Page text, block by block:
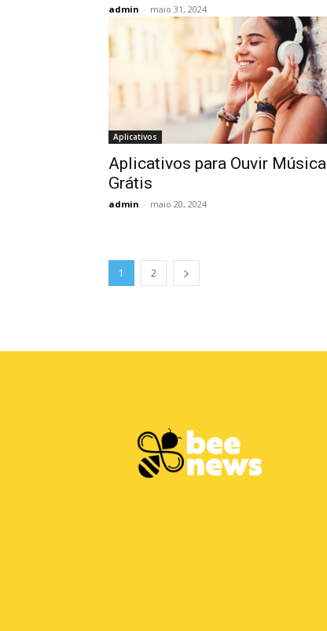
admin - maio 31, 2024
Aplicativos
Aplicativos para Ouvir Música
Grátis
admin - maio 20, 2024
1 2